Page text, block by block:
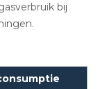
bij